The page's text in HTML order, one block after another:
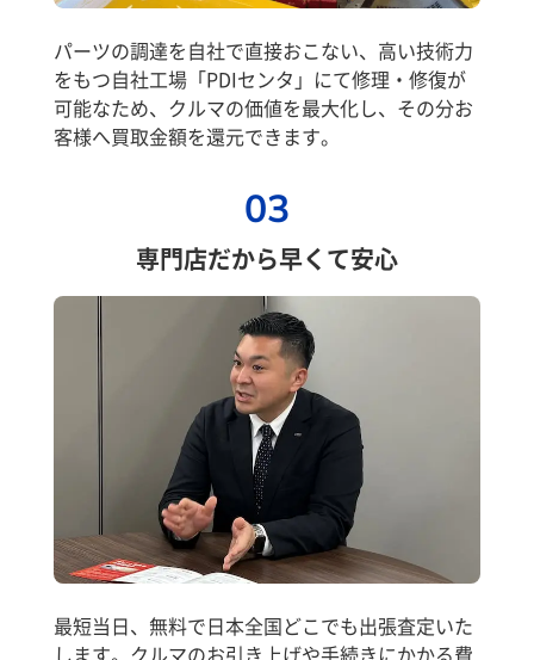
パーツの調達を自社で直接おこない、高い技術力
をもつ自社工場「PDIセンタ」にて修理・修復が
可能なため、クルマの価値を最大化し、その分お
客様へ買取金額を還元できます。
03
専門店だから早くて安心
最短当日、無料で日本全国どこでも出張査定いた
します。クルマのお引き上げや手続きにかかる費